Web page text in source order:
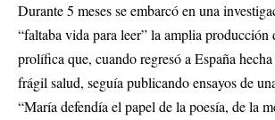
Durante 5 meses se embarcó en una
“faltaba vida para leer” la amplia producción
prolífica que, cuando regresó a España
frágil salud, seguía publicando ensayos de
“María defendía el papel de la poesía, de la